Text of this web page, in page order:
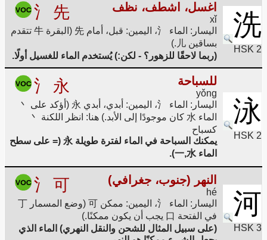
洗
HSK 2
اغسل، اشطف، نظف
xǐ
氵 先
اليسار: الماء 氵، اليمين: قبل، أمام 先 (البقرة 牛 تتقدم
بساقين 儿.)
(ربما لاحقًا للزهور؟ - لكن:) يُستخدم الماء للغسيل أولًا.
泳
HSK 2
للسباحة
yǒng
氵 永
اليسار: الماء 氵، اليمين: أبدي، أبدي 永 (أؤكد على 丶
الماء 水 كان موجودًا إلى الأبد.) هنا: انظر اللكنة 丶
كسباح
يمكنك السباحة في الماء لفترة طويلة 永 (= على سطح
الماء 一,水).
河
HSK 3
النهر (جنوب، جغرافي)
hé
氵 可
اليسار: الماء 氵، اليمين: ممكن 可 (وضع المسمار 丁
في الفتحة 口 يجب أن يكون ممكنًا.)
(على سبيل المثال للشحن والنقل النهري) الماء الذي